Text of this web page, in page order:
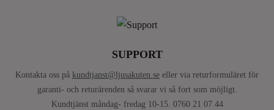
SUPPORT
Kontakta oss på kundtjanst@ljusakuten.se eller via returformuläret för
garanti- och returärenden så svarar vi så fort som möjligt.
Kundtjänst måndag- fredag 10-15. 0760 21 07 44